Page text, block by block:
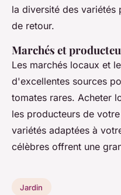
la diversité des variétés
de retour.
Marchés et
Les marchés locaux et
d'excellentes sources
tomates rares. Acheter
les producteurs de
variétés adaptées à
célèbres offrent une
Jardin